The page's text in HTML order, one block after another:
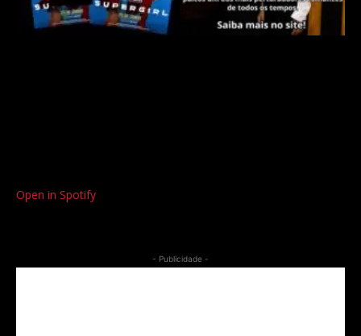
Open in Spotify
- Publicidade -